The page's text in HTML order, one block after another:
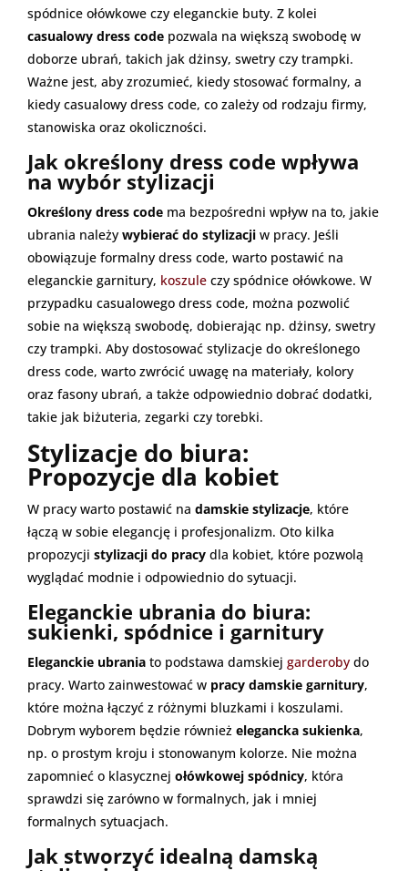
spódnice ołówkowe czy eleganckie buty. Z kolei
casualowy dress code pozwala na większą swobodę w
doborze ubrań, takich jak dżinsy, swetry czy trampki.
Ważne jest, aby zrozumieć, kiedy stosować formalny, a
kiedy casualowy dress code, co zależy od rodzaju firmy,
stanowiska oraz okoliczności.
Jak określony dress code wpływa
na wybór stylizacji
Określony dress code ma bezpośredni wpływ na to, jakie
ubrania należy wybierać do stylizacji w pracy. Jeśli
obowiązuje formalny dress code, warto postawić na
eleganckie garnitury, koszule czy spódnice ołówkowe. W
przypadku casualowego dress code, można pozwolić
sobie na większą swobodę, dobierając np. dżinsy, swetry
czy trampki. Aby dostosować stylizacje do określonego
dress code, warto zwrócić uwagę na materiały, kolory
oraz fasony ubrań, a także odpowiednio dobrać dodatki,
takie jak biżuteria, zegarki czy torebki.
Stylizacje do biura:
Propozycje dla kobiet
W pracy warto postawić na damskie stylizacje, które
łączą w sobie elegancję i profesjonalizm. Oto kilka
propozycji stylizacji do pracy dla kobiet, które pozwolą
wyglądać modnie i odpowiednio do sytuacji.
Eleganckie ubrania do biura:
sukienki, spódnice i garnitury
Eleganckie ubrania to podstawa damskiej garderoby do
pracy. Warto zainwestować w pracy damskie garnitury,
które można łączyć z różnymi bluzkami i koszulami.
Dobrym wyborem będzie również elegancka sukienka,
np. o prostym kroju i stonowanym kolorze. Nie można
zapomnieć o klasycznej ołówkowej spódnicy, która
sprawdzi się zarówno w formalnych, jak i mniej
formalnych sytuacjach.
Jak stworzyć idealną damską